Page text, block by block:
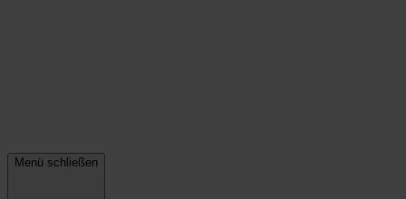
Menü schließen